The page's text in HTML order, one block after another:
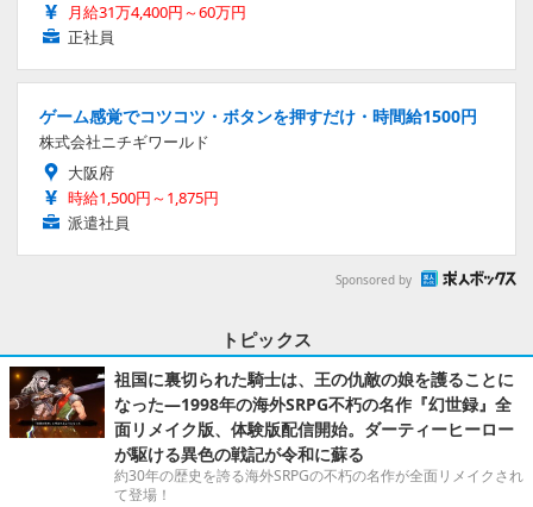
月給31万4,400円～60万円
正社員
ゲーム感覚でコツコツ・ボタンを押すだけ・時間給1500円
株式会社ニチギワールド
大阪府
時給1,500円～1,875円
派遣社員
Sponsored by
トピックス
祖国に裏切られた騎士は、王の仇敵の娘を護ることに
なった―1998年の海外SRPG不朽の名作『幻世録』全
面リメイク版、体験版配信開始。ダーティーヒーロー
が駆ける異色の戦記が令和に蘇る
約30年の歴史を誇る海外SRPGの不朽の名作が全面リメイクされ
て登場！